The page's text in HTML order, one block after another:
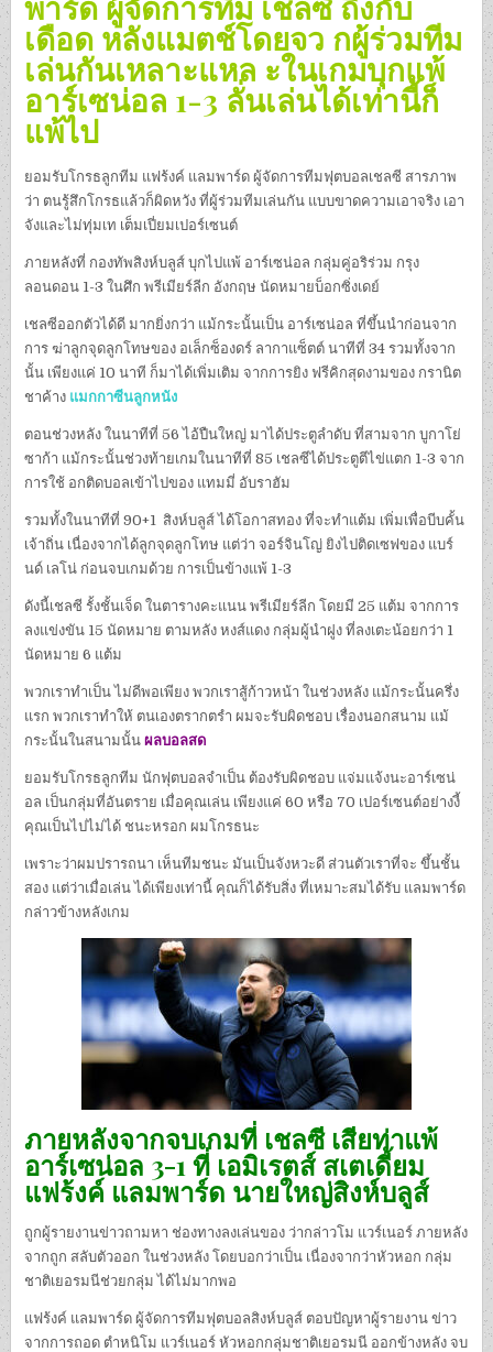
เดือด หลังแมตช์โดยจว กผู้ร่วมทีม
เล่นกันเหลาะแหล ะในเกมบุกแพ้
อาร์เซน่อล 1-3 ลั่นเล่นได้เท่านี้ก็
แพ้ไป
ยอมรับโกรธลูกทีม แฟร้งค์ แลมพาร์ด ผู้จัดการทีมฟุตบอลเชลซี สารภาพ
ว่า ตนรู้สึกโกรธแล้วก็ผิดหวัง ที่ผู้ร่วมทีมเล่นกัน แบบขาดความเอาจริง เอา
จังและไม่ทุ่มเท เต็มเปี่ยมเปอร์เซนต์
ภายหลังที่ กองทัพสิงห์บลูส์ บุกไปแพ้ อาร์เซน่อล กลุ่มคู่อริร่วม กรุง
ลอนดอน 1-3 ในศึก พรีเมียร์ลีก อังกฤษ นัดหมายบ็อกซิ่งเดย์
เชลซีออกตัวได้ดี มากยิ่งกว่า แม้กระนั้นเป็น อาร์เซน่อล ที่ขึ้นนำก่อนจาก
การ ฆ่าลูกจุดลูกโทษของ อเล็กซ็องดร์ ลากาแซ็ตต์ นาทีที่ 34 รวมทั้งจาก
นั้น เพียงแค่ 10 นาที ก็มาได้เพิ่มเติม จากการยิง ฟรีคิกสุดงามของ กรานิต
ชาค้าง แมกกาซีนลูกหนัง
ตอนช่วงหลัง ในนาทีที่ 56 ไอ้ปืนใหญ่ มาได้ประตูลำดับ ที่สามจาก บูกาโย่
ซาก้า แม้กระนั้นช่วงท้ายเกมในนาทีที่ 85 เชลซีได้ประตูตีไข่แตก 1-3 จาก
การใช้ อกติดบอลเข้าไปของ แทมมี่ อับราฮัม
รวมทั้งในนาทีที่ 90+1 สิงห์บลูส์ ได้โอกาสทอง ที่จะทำแต้ม เพิ่มเพื่อบีบคั้น
เจ้าถิ่น เนื่องจากได้ลูกจุดลูกโทษ แต่ว่า จอร์จินโญ่ ยิงไปติดเซฟของ แบร์
นด์ เลโน่ ก่อนจบเกมด้วย การเป็นข้างแพ้ 1-3
ดังนี้เชลซี รั้งชั้นเจ็ด ในตารางคะแนน พรีเมียร์ลีก โดยมี 25 แต้ม จากการ
ลงแข่งขัน 15 นัดหมาย ตามหลัง หงส์แดง กลุ่มผู้นำฝูง ที่ลงเตะน้อยกว่า 1
นัดหมาย 6 แต้ม
พวกเราทำเป็น ไม่ดีพอเพียง พวกเราสู้ก้าวหน้า ในช่วงหลัง แม้กระนั้นครึ่ง
แรก พวกเราทำให้ ตนเองตรากตรำ ผมจะรับผิดชอบ เรื่องนอกสนาม แม้
กระนั้นในสนามนั้นผลบอลสด
ยอมรับโกรธลูกทีม นักฟุตบอลจำเป็น ต้องรับผิดชอบ แจ่มแจ้งนะอาร์เซน่
อล เป็นกลุ่มที่อันตราย เมื่อคุณเล่น เพียงแค่ 60 หรือ 70 เปอร์เซนต์อย่างงี้
คุณเป็นไปไม่ได้ ชนะหรอก ผมโกรธนะ
เพราะว่าผมปรารถนา เห็นทีมชนะ มันเป็นจังหวะดี ส่วนตัวเราที่จะ ขึ้นชั้น
สอง แต่ว่าเมื่อเล่น ได้เพียงเท่านี้ คุณก็ได้รับสิ่ง ที่เหมาะสมได้รับ แลมพาร์ด
กล่าวข้างหลังเกม
ภายหลังจากจบเกมที่ เชลซี เสียท่าแพ้
อาร์เซน่อล 3-1 ที่ เอมิเรตส์ สเตเดี้ยม
แฟร้งค์ แลมพาร์ด นายใหญ่สิงห์บลูส์
ถูกผู้รายงานข่าวถามหา ช่องทางลงเล่นของ ว่ากล่าวโม แวร์เนอร์ ภายหลัง
จากถูก สลับตัวออก ในช่วงหลัง โดยบอกว่าเป็น เนื่องจากว่าหัวหอก กลุ่ม
ชาติเยอรมนีช่วยกลุ่ม ได้ไม่มากพอ
แฟร้งค์ แลมพาร์ด ผู้จัดการทีมฟุตบอลสิงห์บลูส์ ตอบปัญหาผู้รายงาน ข่าว
จากการถอด ตำหนิโม แวร์เนอร์ หัวหอกกลุ่มชาติเยอรมนี ออกข้างหลัง จบ